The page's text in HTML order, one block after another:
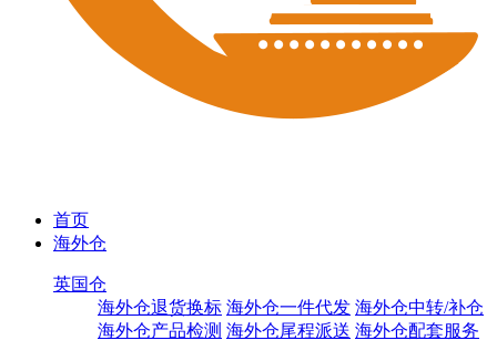
首页
海外仓
英国仓
海外仓退货换标 海外仓一件代发 海外仓中转/补仓
海外仓产品检测 海外仓尾程派送 海外仓配套服务